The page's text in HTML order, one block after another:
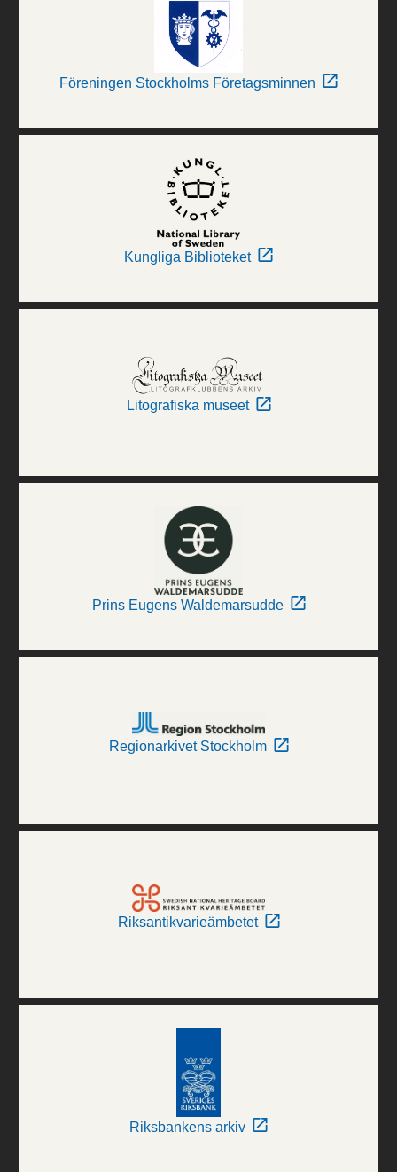
Föreningen Stockholms Företagsminnen
Kungliga Biblioteket
Litografiska museet
Prins Eugens Waldemarsudde
Regionarkivet Stockholm
Riksantikvarieämbetet
Riksbankens arkiv